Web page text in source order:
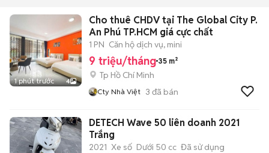
1 phút trước 4
Cho thuê CHDV tại The Global City P.
An Phú TP.HCM giá cực chất
1 PN Căn hộ dịch vụ, mini
9 triệu/tháng 35 m²
Tp Hồ Chí Minh
Cty Nhà Việt 3 đã bán
DETECH Wave 50 liên doanh 2021
Trắng
2021 Xe số Dưới 50 cc Đã sử dụng